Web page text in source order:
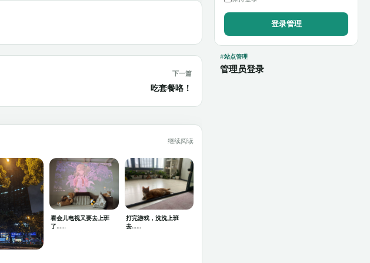
站点管理
管理员登录
下一篇
吃套餐咯！
继续阅读
看会儿电视又要去上班
了……
打完游戏，洗洗上班
去……